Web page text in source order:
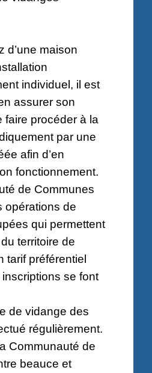
d’une maison
individuel, il est
assurer son
faire procéder à la
par une
afin d’en
fonctionnement.
de Communes
opérations de
qui permettent
territoire de
tarif préférentiel
inscriptions se font
de vidange des
régulièrement.
Communauté de
beauce et